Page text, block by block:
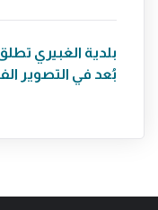
بلدية الغبيري
بُعد في التصوير